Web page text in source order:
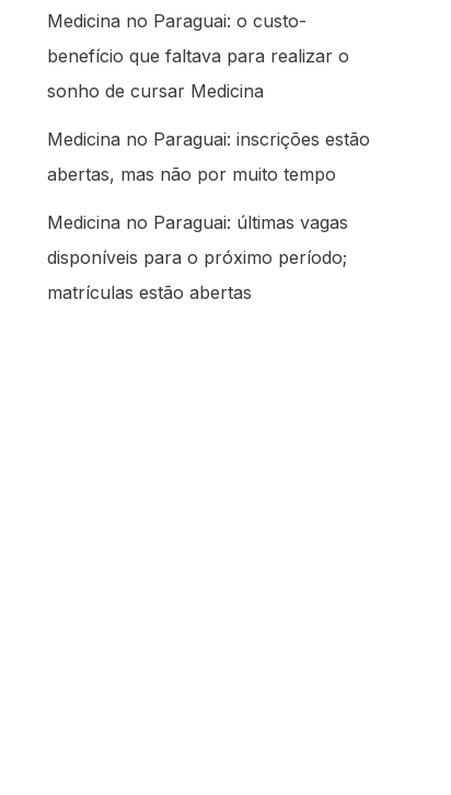
Medicina no Paraguai: o custo-
benefício que faltava para realizar o
sonho de cursar Medicina
Medicina no Paraguai: inscrições estão
abertas, mas não por muito tempo
Medicina no Paraguai: últimas vagas
disponíveis para o próximo período;
matrículas estão abertas